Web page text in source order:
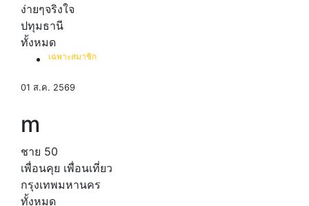
ง่ายๆจริงใจ
ปทุมธานี
ทั้งหมด
เฉพาะสมาชิก
01 ส.ค. 2569
m
ชาย 50
เพื่อนคุย เพื่อนเที่ยว
กรุงเทพมหานคร
ทั้งหมด